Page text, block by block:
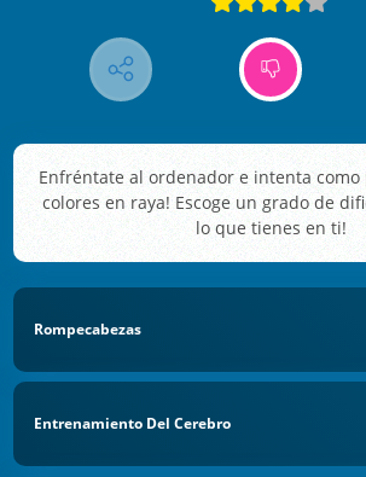
Enfréntate al ordenador e intenta
colores en raya! Escoge un grado de
lo que tienes en ti!
Rompecabezas
Entrenamiento Del Cerebro